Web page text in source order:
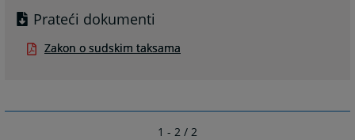
Prateći dokumenti
Zakon o sudskim taksama
1 - 2 / 2